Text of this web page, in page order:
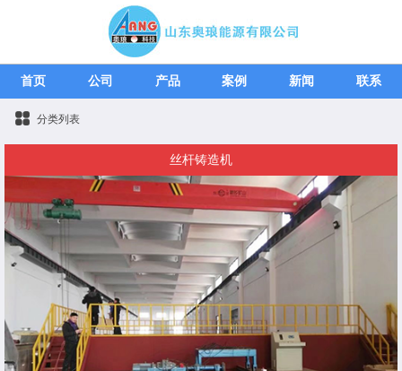
首页 公司 产品 案例 新闻 联系
分类列表
丝杆铸造机